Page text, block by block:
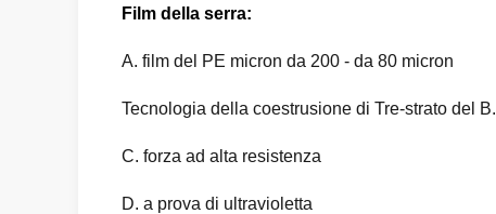
Film della serra:
A. film del PE micron da 200 - da 80 micron
Tecnologia della coestrusione di Tre-strato del B.
C. forza ad alta resistenza
D. a prova di ultravioletta